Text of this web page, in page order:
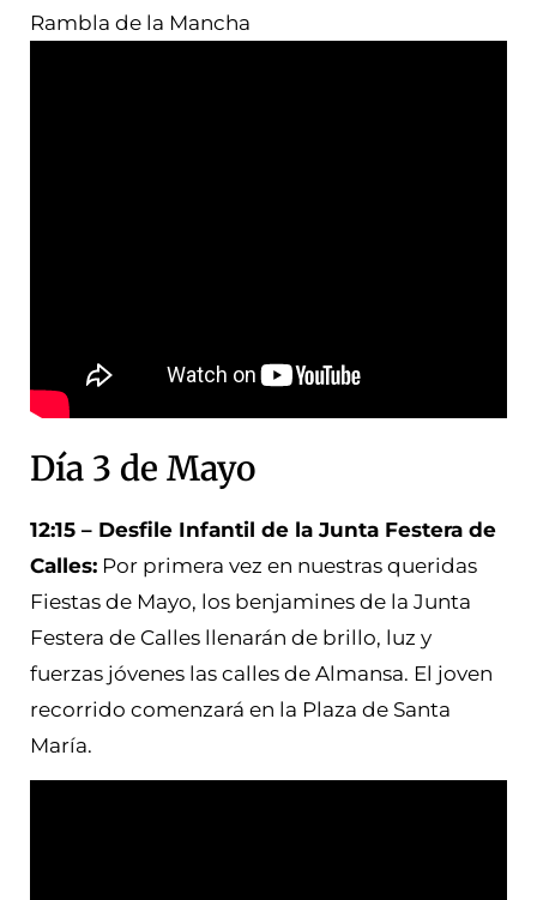
Rambla de la Mancha
Día 3 de Mayo
12:15 – Desfile Infantil de la Junta Festera de
Calles: Por primera vez en nuestras queridas
Fiestas de Mayo, los benjamines de la Junta
Festera de Calles llenarán de brillo, luz y
fuerzas jóvenes las calles de Almansa. El joven
recorrido comenzará en la Plaza de Santa
María.